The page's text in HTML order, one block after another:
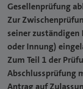
Gesellenprüfung
Zur
seiner
oder Innung)
Zum Teil 1 der
Abschlussprüfung
Antrag auf